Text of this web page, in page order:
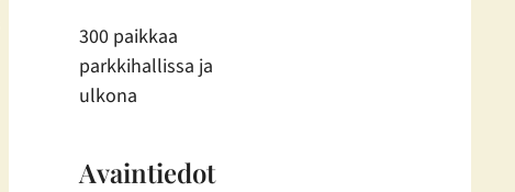
300 paikkaa
parkkihallissa ja
ulkona
Avaintiedot